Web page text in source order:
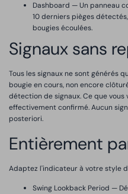
Dashboard — Un panneau
10 derniers pièges
bougies écoulées.
Signaux sans
Tous les signaux ne sont générés
bougie en cours, non encore
détection de signaux. Ce que
effectivement confirmé. Aucun
posteriori.
Entièrement
Adaptez l'indicateur à votre style
Swing Lookback Period —